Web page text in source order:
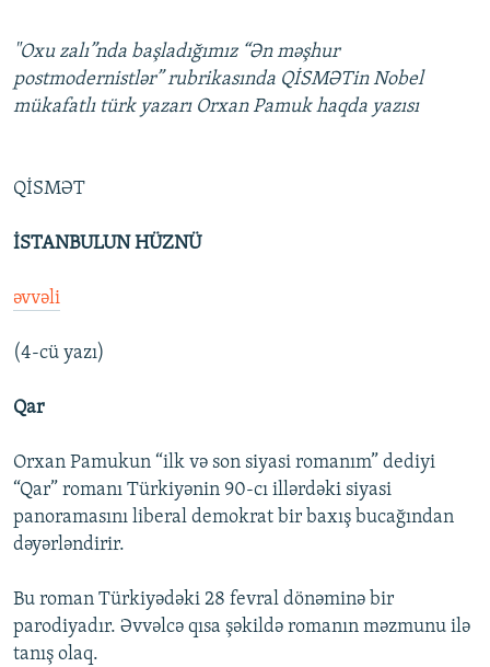
BIZIMLƏ ƏLAQƏ
XƏBƏR BÜLLETENLƏRIMIZ
"Oxu zalı”nda başladığımız “Ən məşhur
postmodernistlər” rubrikasında QİSMƏTin Nobel
mükafatlı türk yazarı Orxan Pamuk haqda yazısı
QİSMƏT
İSTANBULUN HÜZNÜ
əvvəli
(4-cü yazı)
Qar
Orxan Pamukun “ilk və son siyasi romanım” dediyi
“Qar” romanı Türkiyənin 90-cı illərdəki siyasi
panoramasını liberal demokrat bir baxış bucağından
dəyərləndirir.
Bu roman Türkiyədəki 28 fevral dönəminə bir
parodiyadır. Əvvəlcə qısa şəkildə romanın məzmunu ilə
tanış olaq.